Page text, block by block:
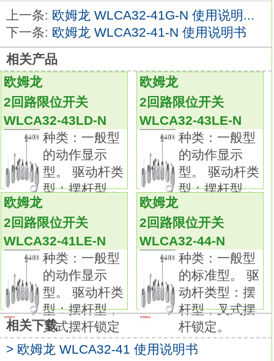
在以往的M3螺钉对应品的基础上，
追加有助于降低配线工时的棒状端子对应品
WLCA32-41LD-N使用说明书。
温度传感器是用作温控器的热感应部件。
可根据要测量的温度、场所、 周围环境选择
WLCA32-41LD-N
备有种类、形状、 长度及端子部形状各异的产
品。
对应热电偶种类：K（CA）。
用途：耐热用。
符号：KCB-2-H。
外装：全玻璃纤维外包皮不锈钢屏蔽层。
结构（元件数 /元件直径）：7/0.32。
使用温度范围：0～＋150。
容许误差：正负100μV。
外观颜色：蓝色。
品种丰富的高精度温度传感器系列WLCA32-
41LD-N使用说明书。
在以往的M3螺钉对应品的基础上，
追加有助于降低配线工时的棒状端子对应品。
温度传感器是用作温控器的热感应部件。
上一条: 欧姆龙 WLCA32-41G-N 使用说明...
下一条: 欧姆龙 WLCA32-41-N 使用说明书
相关产品
欧姆龙
2回路限位开关
WLCA32-43LD-N
种类：一般型
的动作显示
型。 驱动杆类
型：摆杆型，
欧姆龙
2回路限位开关
WLCA32-43LE-N
种类：一般型
的动作显示
型。 驱动杆类
型：摆杆型，
欧姆龙
2回路限位开关
WLCA32-41LE-N
种类：一般型
的动作显示
型。 驱动杆类
型：摆杆型，
叉式摆杆锁定
欧姆龙
2回路限位开关
WLCA32-44-N
种类：一般型
的标准型。 驱
动杆类型：摆
杆型，叉式摆
杆锁定。
相关下载
> 欧姆龙 WLCA32-41 使用说明书